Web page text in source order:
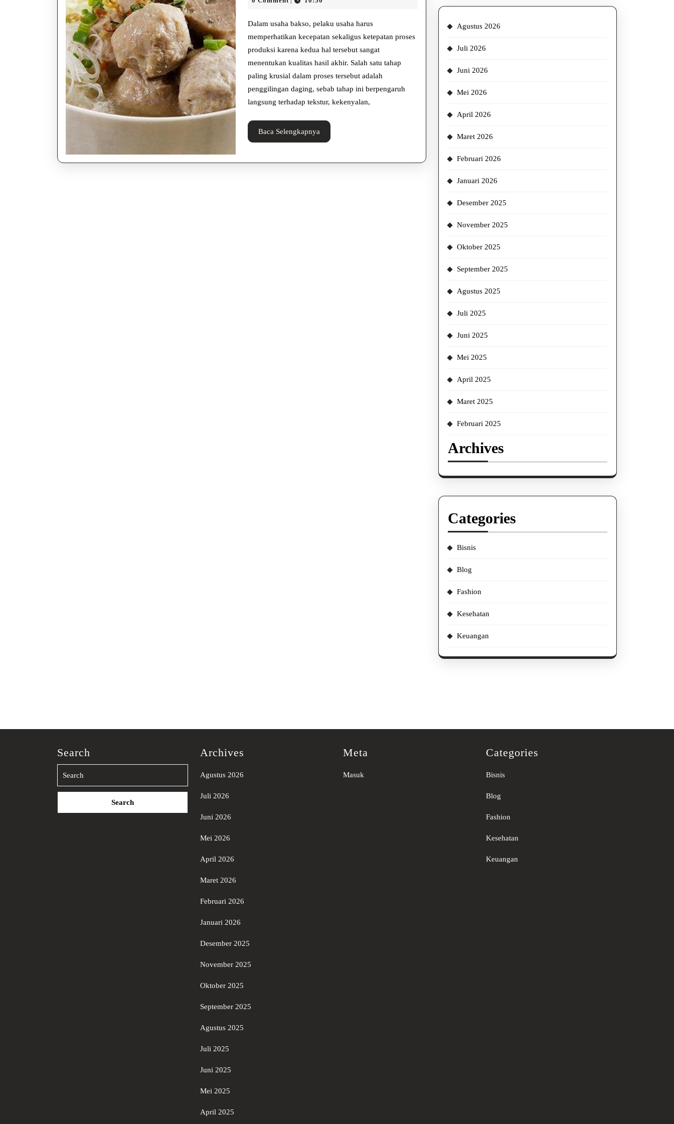
Cepat
Menggiling
Daging
untuk
dan
Kenyal
Dalam usaha bakso, pelaku usaha harus
memperhatikan kecepatan sekaligus ketepatan proses
produksi karena kedua hal tersebut sangat
menentukan kualitas hasil akhir. Salah satu tahap
paling krusial dalam proses tersebut adalah
penggilingan daging, sebab tahap ini berpengaruh
langsung terhadap tekstur, kekenyalan,
Baca Selengkapnya
Selengkapnya
Agustus 2026
Juli 2026
Juni 2026
Mei 2026
April 2026
Maret 2026
Februari 2026
Januari 2026
Desember 2025
November 2025
Oktober 2025
September 2025
Agustus 2025
Juli 2025
Juni 2025
Mei 2025
April 2025
Maret 2025
Februari 2025
Archives
Categories
Bisnis
Blog
Fashion
Kesehatan
Keuangan
Search
Search
Archives
Agustus 2026
Juli 2026
Juni 2026
Mei 2026
April 2026
Maret 2026
Februari 2026
Januari 2026
Desember 2025
November 2025
Oktober 2025
September 2025
Agustus 2025
Juli 2025
Juni 2025
Mei 2025
April 2025
Meta
Masuk
Categories
Bisnis
Blog
Fashion
Kesehatan
Keuangan